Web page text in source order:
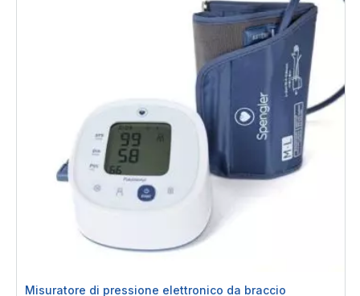
Misuratore di pressione elettronico da braccio